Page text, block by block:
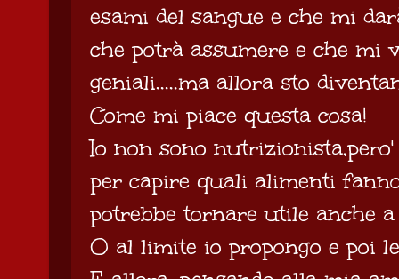
esami del sangue e che mi
che potrà assumere e che mi
geniali.....ma allora sto
Come mi piace questa cosa!
Io non sono
per capire quali alimenti
potrebbe tornare utile anche
O al limite io propongo e poi